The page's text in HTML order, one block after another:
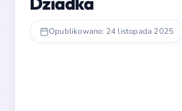
Opublikowano: 24 listopada 2025